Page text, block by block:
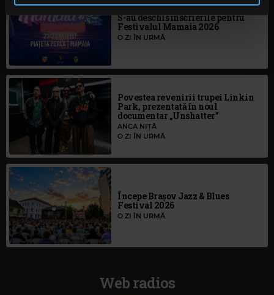
continuați să utilizați website-ul nostru, sunteți de acord
cu utilizarea modulelor noastre cookie.
S-au deschis înscrierile pentru
Festivalul Mamaia 2026
O ZI ÎN URMĂ
Povestea revenirii trupei Linkin
Park, prezentată în noul
documentar „Unshatter”
ANCA NIȚĂ
O ZI ÎN URMĂ
Începe Brașov Jazz & Blues
Festival 2026
O ZI ÎN URMĂ
Web radios